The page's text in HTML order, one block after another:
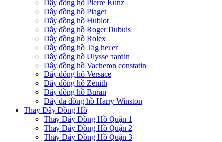
Dây đồng hồ Pierre Kunz
Dây đồng hồ Piaget
Dây đồng hồ Hublot
Dây đồng hồ Roger Dubuis
Dây đồng hồ Rolex
Dây đồng hồ Tag heuer
Dây đồng hồ Ulysse nardin
Dây đồng hồ Vacheron constatin
Dây đồng hồ Versace
Dây đồng hồ Zenith
Dây đồng hồ Buran
Dây da đồng hồ Harry Winston
Thay Dây Đồng Hồ
Thay Dây Đồng Hồ Quận 1
Thay Dây Đồng Hồ Quận 2
Thay Dây Đồng Hồ Quận 3